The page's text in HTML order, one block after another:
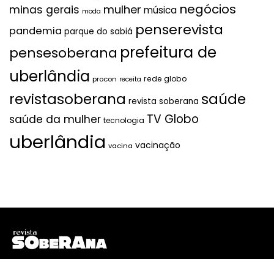
minas gerais moda mulher música negócios
pandemia parque do sabiá penserevista
pensesoberana prefeitura de
uberlândia procon receita rede globo
revistasoberana revista soberana saúde
saúde da mulher tecnologia TV Globo
uberlândia vacina vacinação